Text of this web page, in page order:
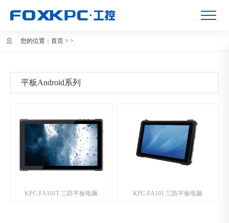
您的位置： 首页 > >
平板Android系列
KPC-FA101T 三防平板电脑 KPC-FA101 三防平板电脑